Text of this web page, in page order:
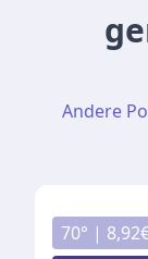
Andere
70° | 8,92